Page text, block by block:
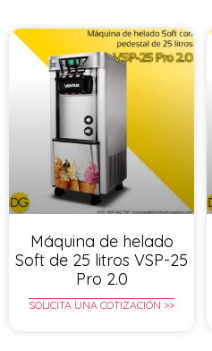
Máquina de helado
Soft de 25 litros VSP-25
Pro 2.0
SOLICITA UNA COTIZACIÓN >>